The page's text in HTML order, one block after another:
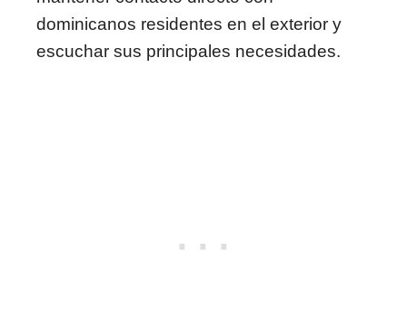
dominicanos residentes en el exterior y
escuchar sus principales necesidades.